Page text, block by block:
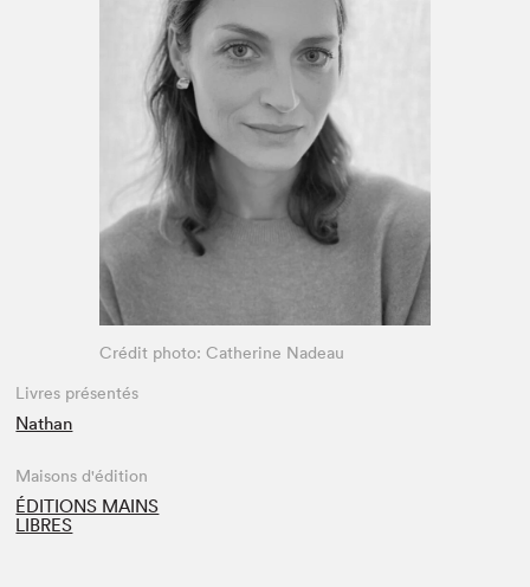
Espace médias
Crédit photo: Catherine Nadeau
Livres présentés
Nathan
Maisons d'édition
ÉDITIONS MAINS
LIBRES